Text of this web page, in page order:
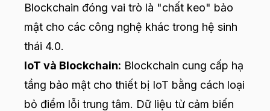
Blockchain đóng vai trò là "chất keo" bảo
mật cho các công nghệ khác trong hệ sinh
thái 4.0.
IoT và Blockchain: Blockchain cung cấp hạ
tầng bảo mật cho thiết bị IoT bằng cách loại
bỏ điểm lỗi trung tâm. Dữ liệu từ cảm biến